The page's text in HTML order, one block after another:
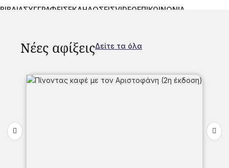
ΒΙΒΛΙΑΣΥΓΓΡΑΦΕΙΣΕΚΔΗΛΩΣΕΙΣVIDEOΕΠΙΚΟΙΝΩΝΙΑ
Νέες αφίξειςΔείτε τα όλα